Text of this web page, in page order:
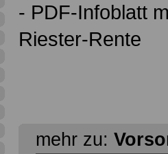
- PDF-Infoblatt
Riester-Rente
mehr zu: